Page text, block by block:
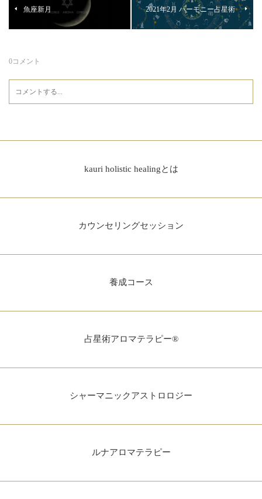
魚座新月 2021年2月 ハーモニー占星術
0コメント
kauri holistic healingとは
カウンセリングセッション
養成コース
占星術アロマテラピー®
シャーマニックアストロロジー
ルナアロマテラピー